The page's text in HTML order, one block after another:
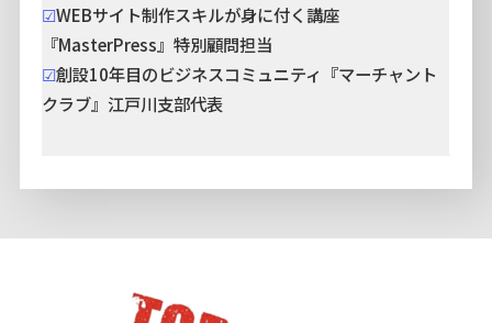
☑︎WEBサイト制作スキルが身に付く講座
『MasterPress』特別顧問担当
☑︎創設10年目のビジネスコミュニティ『マーチャント
クラブ』江戸川支部代表